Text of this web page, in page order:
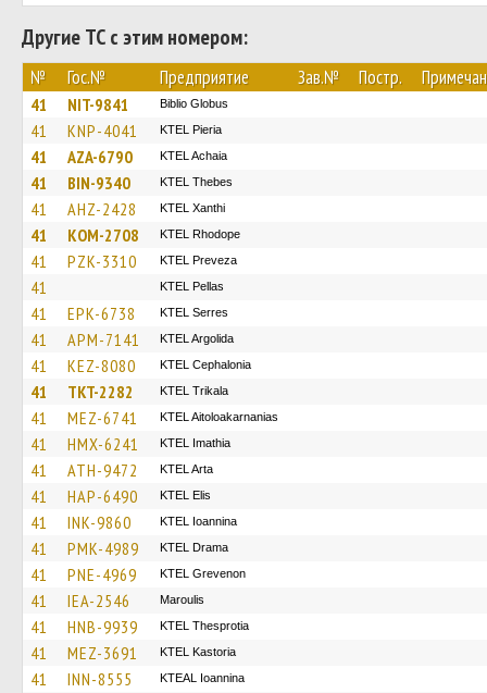
Другие ТС с этим номером:
№ Гос.№ Предприятие Зав.№ Постр.
41 NIT-9841 Biblio Globus
41 KNP-4041 KTEL Pieria
41 AZA-6790 KTEL Achaia
41 BIN-9340 KTEL Thebes
41 AHZ-2428 KTEL Xanthi
41 KOM-2708 KTEL Rhodope
41 PZK-3310 KTEL Preveza
41 KTEL Pellas
41 EPK-6738 KTEL Serres
41 APM-7141 KTEL Argolida
41 KEZ-8080 KTEL Cephalonia
41 TKT-2282 ΚΤΕL Τrikala
41 MEZ-6741 KTEL Aitoloakarnanias
41 HMX-6241 KTEL Imathia
41 ATH-9472 KTEL Arta
41 HAP-6490 KTEL Elis
41 INK-9860 KTEL Ioannina
41 PMK-4989 KTEL Drama
41 PNE-4969 ΚΤΕL Grevenon
41 IEA-2546 Maroulis
41 HNB-9939 KTEL Thesprotia
41 MEZ-3691 KTEL Kastoria
41 INN-8555 KTEAL Ioannina